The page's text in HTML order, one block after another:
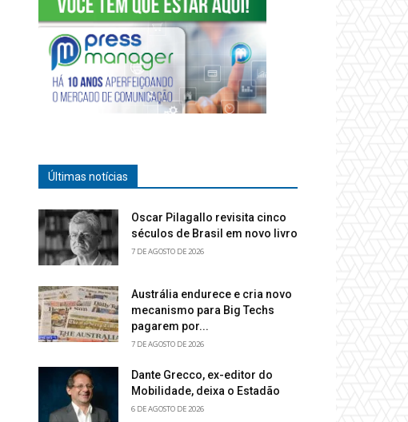
Últimas notícias
Oscar Pilagallo revisita cinco
séculos de Brasil em novo livro
7 DE AGOSTO DE 2026
Austrália endurece e cria novo
mecanismo para Big Techs
pagarem por...
7 DE AGOSTO DE 2026
Dante Grecco, ex-editor do
Mobilidade, deixa o Estadão
6 DE AGOSTO DE 2026